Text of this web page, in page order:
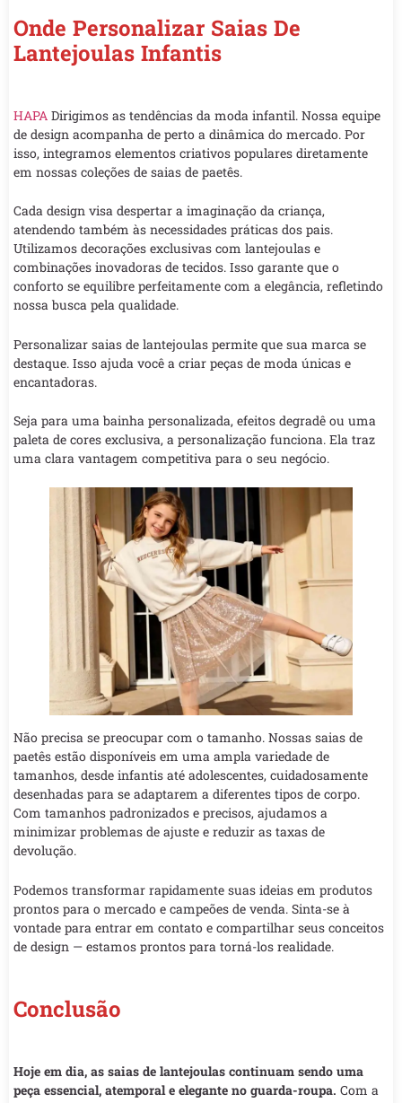
Onde Personalizar Saias De
Lantejoulas Infantis
HAPA Dirigimos as tendências da moda infantil. Nossa equipe
de design acompanha de perto a dinâmica do mercado. Por
isso, integramos elementos criativos populares diretamente
em nossas coleções de saias de paetês.
Cada design visa despertar a imaginação da criança,
atendendo também às necessidades práticas dos pais.
Utilizamos decorações exclusivas com lantejoulas e
combinações inovadoras de tecidos. Isso garante que o
conforto se equilibre perfeitamente com a elegância, refletindo
nossa busca pela qualidade.
Personalizar saias de lantejoulas permite que sua marca se
destaque. Isso ajuda você a criar peças de moda únicas e
encantadoras.
Seja para uma bainha personalizada, efeitos degradê ou uma
paleta de cores exclusiva, a personalização funciona. Ela traz
uma clara vantagem competitiva para o seu negócio.
Não precisa se preocupar com o tamanho. Nossas saias de
paetês estão disponíveis em uma ampla variedade de
tamanhos, desde infantis até adolescentes, cuidadosamente
desenhadas para se adaptarem a diferentes tipos de corpo.
Com tamanhos padronizados e precisos, ajudamos a
minimizar problemas de ajuste e reduzir as taxas de
devolução.
Podemos transformar rapidamente suas ideias em produtos
prontos para o mercado e campeões de venda. Sinta-se à
vontade para entrar em contato e compartilhar seus conceitos
de design — estamos prontos para torná-los realidade.
Conclusão
Hoje em dia, as saias de lantejoulas continuam sendo uma
peça essencial, atemporal e elegante no guarda-roupa. Com a